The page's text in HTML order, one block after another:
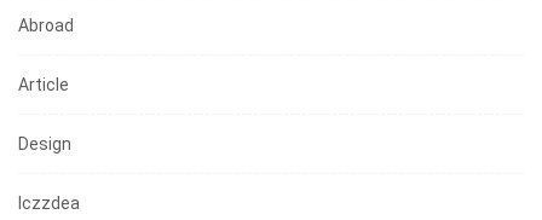
Abroad
Article
Design
Iczzdea